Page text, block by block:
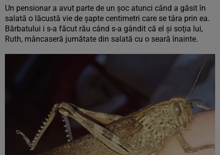
Un pensionar a avut parte de un şoc atunci când a găsit în
salată o lăcustă vie de şapte centimetri care se târa prin ea.
Bărbatului i s-a făcut rău când s-a gândit că el şi soţia lui,
Ruth, mâncaseră jumătate din salată cu o seară înainte.